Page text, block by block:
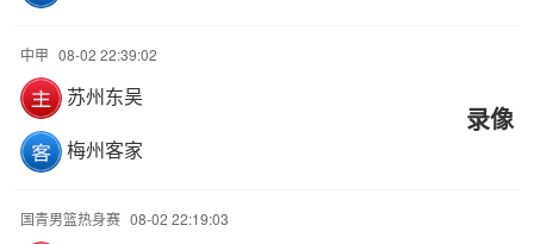
中甲 08-02 22:39:02
苏州东吴
梅州客家
录像
国青男篮热身赛 08-02 22:19:03